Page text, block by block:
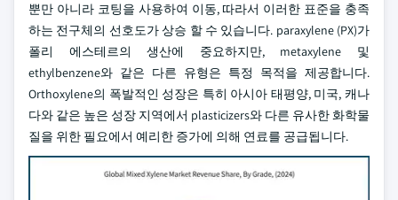
뿐만 아니라 코팅을 사용하여 이동, 따라서 이러한 표준을 충족
하는 전구체의 선호도가 상승 할 수 있습니다. paraxylene (PX)가
폴리 에스테르의 생산에 중요하지만, metaxylene 및
ethylbenzene와 같은 다른 유형은 특정 목적을 제공합니다.
Orthoxylene의 폭발적인 성장은 특히 아시아 태평양, 미국, 캐나
다와 같은 높은 성장 지역에서 plasticizers와 다른 유사한 화학물
질을 위한 필요에서 예리한 증가에 의해 연료를 공급됩니다.